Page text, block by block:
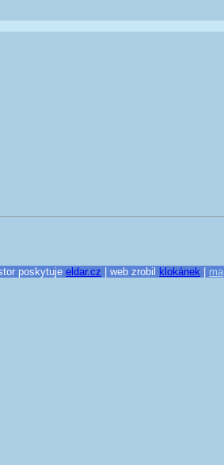
poskytuje eldar.cz | web zrobil klokánek